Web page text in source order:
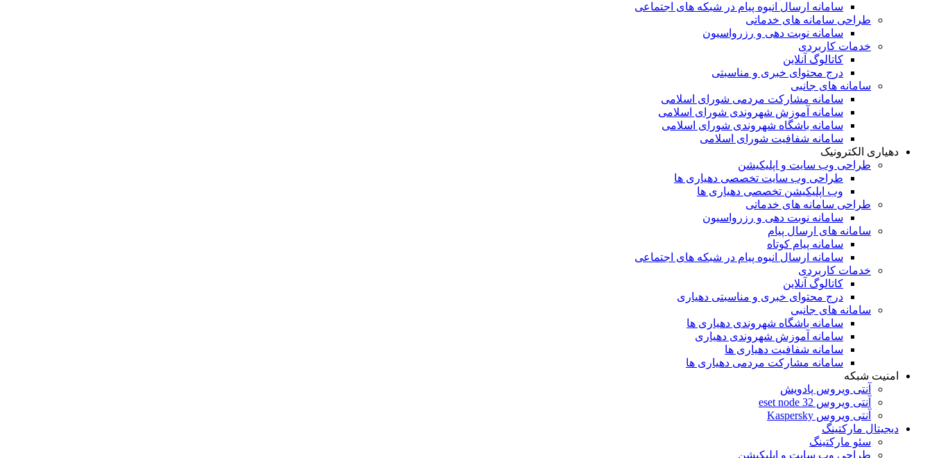
سامانه ارسال انبوه پیام در شبکه های اجتماعی
طراحی سامانه های خدماتی
سامانه نوبت دهی و رزرواسیون
خدمات کاربردی
کاتالوگ آنلاین
درج محتوای خبری و مناسبتی
سامانه های جانبی
سامانه مشارکت مردمی شورای اسلامی
سامانه آموزش شهروندی شورای اسلامی
سامانه باشگاه شهروندی شورای اسلامی
سامانه شفافیت شورای اسلامی
دهیاری الکترونیک
طراحی وب سایت و اپلیکیشن
طراحی وب سایت تخصصی دهیاری ها
وب اپلیکیشن تخصصی دهیاری ها
طراحی سامانه های خدماتی
سامانه نوبت دهی و رزرواسیون
سامانه های ارسال پیام
سامانه پیام کوتاه
سامانه ارسال انبوه پیام در شبکه های اجتماعی
خدمات کاربردی
کاتالوگ آنلاین
درج محتوای خبری و مناسبتی دهیاری
سامانه های جانبی
سامانه باشگاه شهروندی دهیاری ها
سامانه آموزش شهروندی دهیاری
سامانه شفافیت دهیاری ها
سامانه مشارکت مردمی دهیاری ها
امنیت شبکه
آنتی ویروس پادویش
آنتی ویروس 32 eset node
آنتی ویروس Kaspersky
دیجیتال مارکتینگ
سئو مارکتینگ
طراحی وب سایت و اپلیکیشن